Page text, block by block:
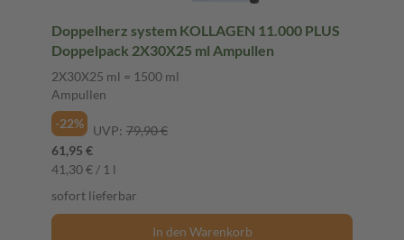
Doppelherz system KOLLAGEN 11.000 PLUS
Doppelpack 2X30X25 ml Ampullen
2X30X25 ml = 1500 ml
Ampullen
-22%
UVP: 79,90 €
61,95 €
41,30 € / 1 l
sofort lieferbar
In den Warenkorb